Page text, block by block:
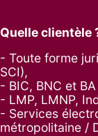
Quelle clientèle
- Toute forme
SCI),
- BIC, BNC et
- LMP, LMNP,
- Services
métropolitaine /